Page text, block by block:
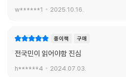
w******1 2025.10.16.
종이책 구매
전국민이 읽어야함 진심
h******4 2024.07.03.